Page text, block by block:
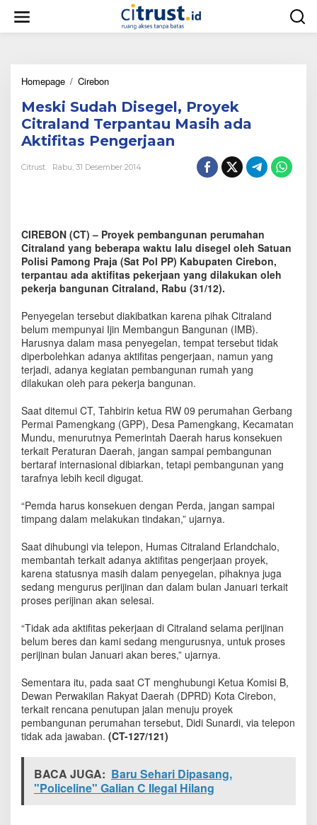
w
Homepage / Cirebon
s
k
i
S
d
s
e
g
e
P
r
o
y
e
k
C
t
r
a
l
a
n
T
e
r
a
n
t
a
u
a
s
i
a
d
a
A
k
t
t
Meski Sudah Disegel, Proyek
Citraland Terpantau Masih ada
Aktifitas Pengerjaan
Citrust Rabu, 31 Desember 2014
CIREBON (CT) – Proyek pembangunan perumahan
Citraland yang beberapa waktu lalu disegel oleh Satuan
Polisi Pamong Praja (Sat Pol PP) Kabupaten Cirebon,
terpantau ada aktifitas pekerjaan yang dilakukan oleh
pekerja bangunan Citraland, Rabu (31/12).
Penyegelan tersebut diakibatkan karena pihak Citraland
belum mempunyai Ijin Membangun Bangunan (IMB).
Harusnya dalam masa penyegelan, tempat tersebut tidak
diperbolehkan adanya aktifitas pengerjaan, namun yang
terjadi, adanya kegiatan pembangunan rumah yang
dilakukan oleh para pekerja bangunan.
Saat ditemui CT, Tahbirin ketua RW 09 perumahan Gerbang
Permai Pamengkang (GPP), Desa Pamengkang, Kecamatan
Mundu, menurutnya Pemerintah Daerah harus konsekuen
terkait Peraturan Daerah, jangan sampai pembangunan
bertaraf internasional dibiarkan, tetapi pembangunan yang
tarafnya lebih kecil digugat.
“Pemda harus konsekuen dengan Perda, jangan sampai
timpang dalam melakukan tindakan,” ujarnya.
Saat dihubungi via telepon, Humas Citraland Erlandchalo,
membantah terkait adanya aktifitas pengerjaan proyek,
karena statusnya masih dalam penyegelan, pihaknya juga
sedang mengurus perijinan dan dalam bulan Januari terkait
proses perijinan akan selesai.
“Tidak ada aktifitas pekerjaan di Citraland selama perijinan
belum beres dan kami sedang mengurusnya, untuk proses
perijinan bulan Januari akan beres,” ujarnya.
Sementara itu, pada saat CT menghubungi Ketua Komisi B,
Dewan Perwakilan Rakyat Daerah (DPRD) Kota Cirebon,
terkait rencana penutupan jalan menuju proyek
pembangunan perumahan tersebut, Didi Sunardi, via telepon
tidak ada jawaban. (CT-127/121)
BACA JUGA: Baru Sehari Dipasang,
"Policeline" Galian C Ilegal Hilang